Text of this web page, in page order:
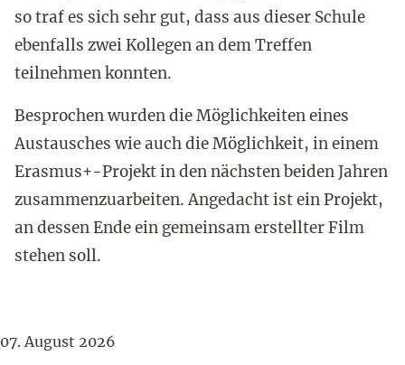
so traf es sich sehr gut, dass aus dieser Schule
ebenfalls zwei Kollegen an dem Treffen
teilnehmen konnten.
Besprochen wurden die Möglichkeiten eines
Austausches wie auch die Möglichkeit, in einem
Erasmus+-Projekt in den nächsten beiden Jahren
zusammenzuarbeiten. Angedacht ist ein Projekt,
an dessen Ende ein gemeinsam erstellter Film
stehen soll.
07. August 2026